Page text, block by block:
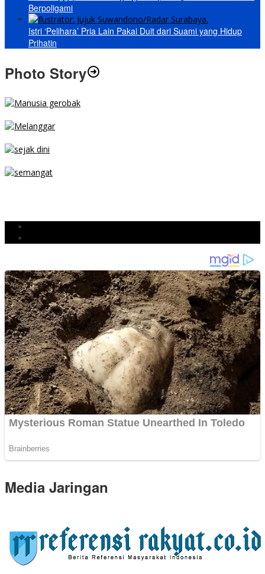
Berpoligami
Istri ‘Pelihara’ Pria Lain Pakai Duit dari Suami yang Hidup
Prihatin
Photo Story
Media Jaringan